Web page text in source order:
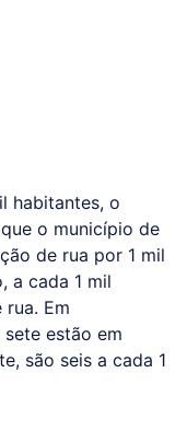
habitantes, o
o município de
de rua por 1 mil
a cada 1 mil
Em
estão em
são seis a cada 1